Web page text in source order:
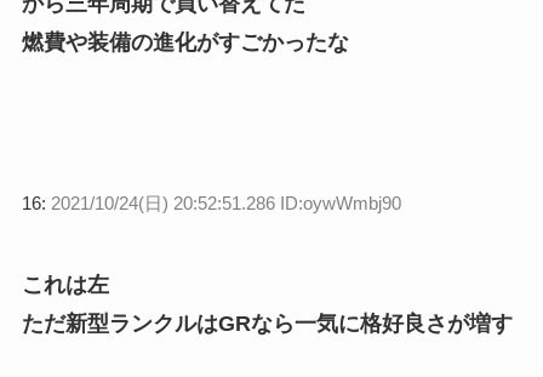
燃費や装備の進化がすごかったな
16: 2021/10/24(日) 20:52:51.286 ID:oywWmbj90
これは左
ただ新型ランクルはGRなら一気に格好良さが増す